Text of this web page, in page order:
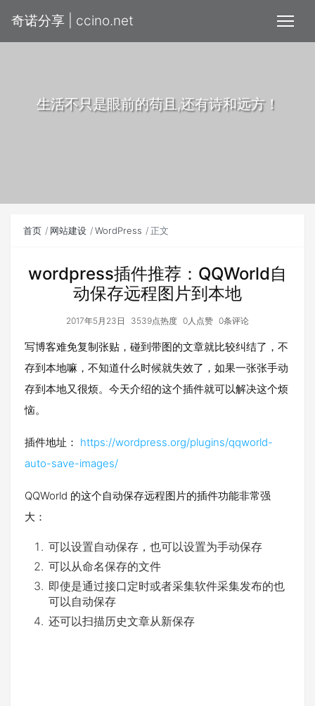
奇诺分享 | ccino.net
生活不只是眼前的苟且,还有诗和远方！
首页 网站建设 WordPress 正文
wordpress插件推荐：QQWorld自
动保存远程图片到本地
2017年5月23日 3539点热度 0人点赞 0条评论
写博客难免复制张贴，碰到带图的文章就比较纠结了，不
存到本地嘛，不知道什么时候就失效了，如果一张张手动
存到本地又很烦。今天介绍的这个插件就可以解决这个烦
恼。
插件地址： https://wordpress.org/plugins/qqworld-
auto-save-images/
QQWorld 的这个自动保存远程图片的插件功能非常强
大：
可以设置自动保存，也可以设置为手动保存
可以从命名保存的文件
即使是通过接口定时或者采集软件采集发布的也
可以自动保存
还可以扫描历史文章从新保存